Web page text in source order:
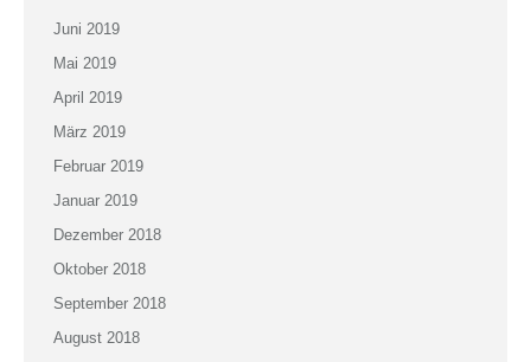
Juni 2019
Mai 2019
April 2019
März 2019
Februar 2019
Januar 2019
Dezember 2018
Oktober 2018
September 2018
August 2018